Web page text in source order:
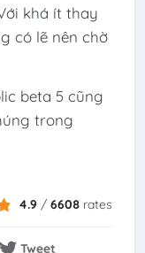
khá ít thay
có lẽ nên chờ
beta 5 cũng
trong
4.9 /6608 rates
Tweet